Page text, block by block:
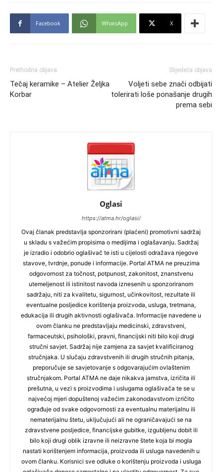
Facebook WhatsApp X
Prethodna objava
Tečaj keramike – Atelier Željka
Korbar
Slijedeća objava
Voljeti sebe znači odbijati
tolerirati loše ponašanje drugih
prema sebi
Oglasi
https://atma.hr/oglasi/
Ovaj članak predstavlja sponzorirani (plaćeni) promotivni sadržaj
u skladu s važećim propisima o medijima i oglašavanju. Sadržaj
je izradio i odobrio oglašivač te isti u cijelosti odražava njegove
stavove, tvrdnje, ponude i informacije. Portal ATMA ne preuzima
odgovornost za točnost, potpunost, zakonitost, znanstvenu
utemeljenost ili istinitost navoda iznesenih u sponzoriranom
sadržaju, niti za kvalitetu, sigurnost, učinkovitost, rezultate ili
eventualne posljedice korištenja proizvoda, usluga, tretmana,
edukacija ili drugih aktivnosti oglašivača. Informacije navedene u
ovom članku ne predstavljaju medicinski, zdravstveni,
farmaceutski, psihološki, pravni, financijski niti bilo koji drugi
stručni savjet. Sadržaj nije zamjena za savjet kvalificiranog
stručnjaka. U slučaju zdravstvenih ili drugih stručnih pitanja,
preporučuje se savjetovanje s odgovarajućim ovlaštenim
stručnjakom. Portal ATMA ne daje nikakva jamstva, izričita ili
prešutna, u vezi s proizvodima i uslugama oglašivača te se u
najvećoj mjeri dopuštenoj važećim zakonodavstvom izričito
ograđuje od svake odgovornosti za eventualnu materijalnu ili
nematerijalnu štetu, uključujući ali ne ograničavajući se na
zdravstvene posljedice, financijske gubitke, izgubljenu dobit ili
bilo koji drugi oblik izravne ili neizravne štete koja bi mogla
nastati korištenjem informacija, proizvoda ili usluga navedenih u
ovom članku. Korisnici sve odluke o korištenju proizvoda i usluga